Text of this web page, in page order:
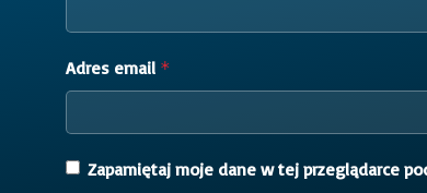
Adres email *
Zapamiętaj moje dane w tej przeglądarce